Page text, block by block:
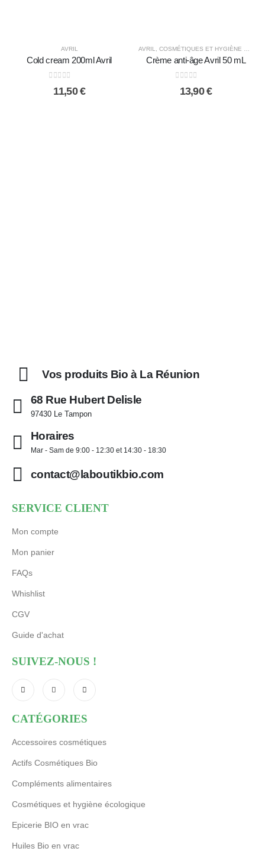
AVRIL
Cold cream 200ml Avril
sur 5
11,50€
AVRIL COSMÉTIQUES ET HYGIÈNE ÉCOLOGIQUE
Crème anti-âge Avril 50 mL
sur 5
13,90€
Vos produits Bio à La Réunion
68 Rue Hubert Delisle
97430 Le Tampon
Horaires
Mar - Sam de 9:00 - 12:30 et 14:30 - 18:30
contact@laboutikbio.com
SERVICE CLIENT
Mon compte
Mon panier
FAQs
Whishlist
CGV
Guide d'achat
SUIVEZ-NOUS !
CATÉGORIES
Accessoires cosmétiques
Actifs Cosmétiques Bio
Compléments alimentaires
Cosmétiques et hygiène écologique
Epicerie BIO en vrac
Huiles Bio en vrac